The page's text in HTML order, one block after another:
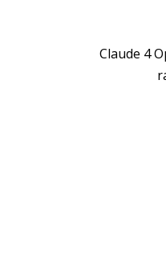
Claude 4